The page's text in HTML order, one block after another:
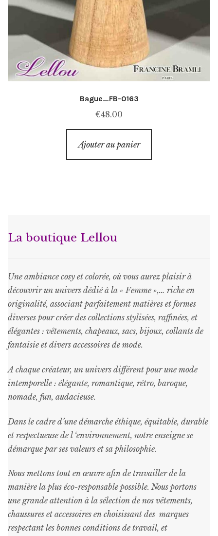
Bague_FB-0163
€48.00
Ajouter au panier
La boutique Lellou
Une ambiance cosy et colorée, où vous aurez plaisir à
découvrir un univers dédié à la « Femme »,… riche en
originalité, associant parfaitement matières et formes
diverses pour créer des collections stylisées, raffinées, et
élégantes : vêtements, chapeaux, sacs, bijoux, collants de
fantaisie et divers accessoires de mode.
A chaque créateur, un univers différent pour une mode
intemporelle : élégante, romantique, rétro, baroque,
nomade, fun, audacieuse.
Dans le cadre d’une démarche éthique, équitable, durable
et respectueuse de l ‘environnement, notre enseigne se
démarque par ses valeurs et sa philosophie.
Nous mettons tout en œuvre afin de travailler de la
manière la plus éco-responsable possible. Nous portons
une grande attention à la sélection de nos vêtements,
chaussures et accessoires en choisissant des marques
respectant les bonnes conditions de travail, et